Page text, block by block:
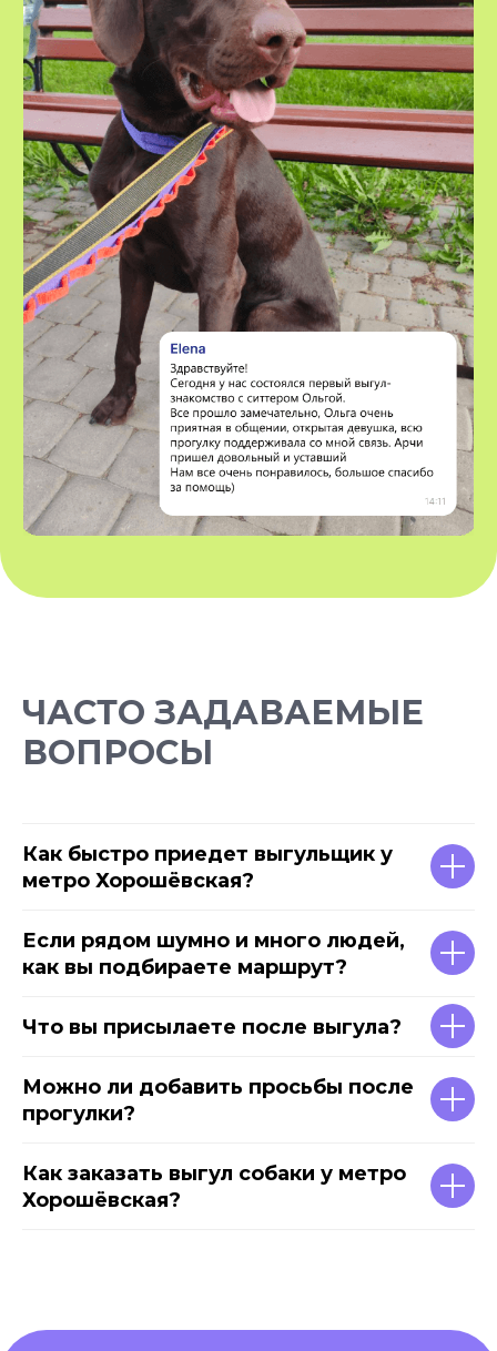
ЧАСТО ЗАДАВАЕМЫЕ
ВОПРОСЫ
Как быстро приедет выгульщик у
метро Хорошёвская?
Если рядом шумно и много людей,
как вы подбираете маршрут?
Что вы присылаете после выгула?
Можно ли добавить просьбы после
прогулки?
Как заказать выгул собаки у метро
Хорошёвская?
Сервис по выгулу и передержке
домашних животных
VOX • ВОКС
АО "ПЭТТЕХ СОЛЮШЕНС"
ИНН: 7814829167
ОГРН: 1237800119710
КПП: 781401001
Передержка собак
Няни для собак
Передержка кошек
Няня для кошки
Все услуги
Выгул собак
О нас
Как все работает?
Отзывы
Контакты
Блог
Заказать услугу
Договор-оферта
Политика использования cookies
запрещена на территории РФ
8-800-222-59-47
info@voxfordogs.ru
Согласие на обработку персональных данных